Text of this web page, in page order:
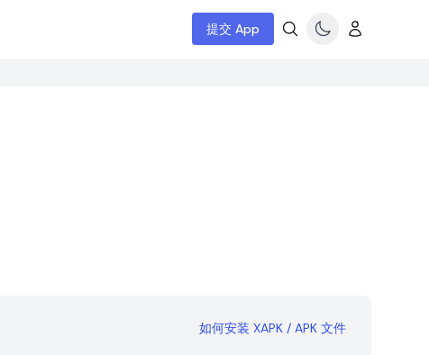
提交 App
如何安装 XAPK / APK 文件